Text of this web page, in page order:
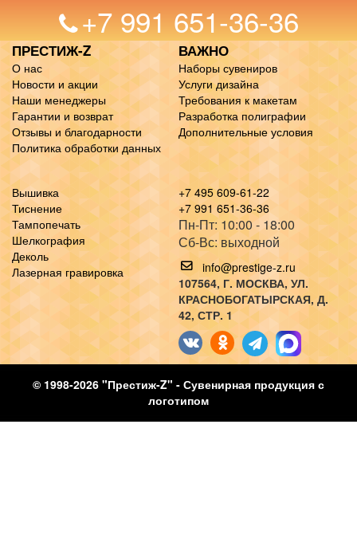
+7 991 651-36-36
ПРЕСТИЖ-Z
О нас
Новости и акции
Наши менеджеры
Гарантии и возврат
Отзывы и благодарности
Политика обработки данных
ВАЖНО
Наборы сувениров
Услуги дизайна
Требования к макетам
Разработка полиграфии
Дополнительные условия
Вышивка
Тиснение
Тампопечать
Шелкография
Деколь
Лазерная гравировка
+7 495 609-61-22
+7 991 651-36-36
Пн-Пт: 10:00 - 18:00
Сб-Вс: выходной
info@prestige-z.ru
107564, Г. МОСКВА, УЛ.
КРАСНОБОГАТЫРСКАЯ, Д.
42, СТР. 1
© 1998-2026 "Престиж-Z" - Сувенирная продукция с
логотипом